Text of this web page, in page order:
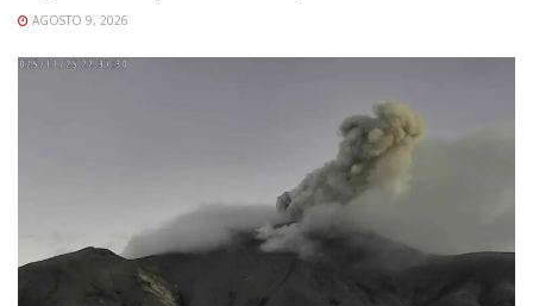
AGOSTO 9, 2026